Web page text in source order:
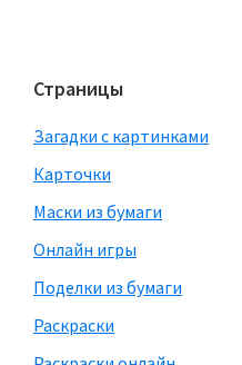
Страницы
Загадки с картинками
Карточки
Маски из бумаги
Онлайн игры
Поделки из бумаги
Раскраски